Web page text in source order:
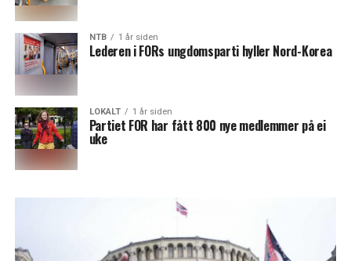
NTB 1 år siden
Lederen i FORs ungdomsparti hyller Nord-Korea
LOKALT 1 år siden
Partiet FOR har fått 800 nye medlemmer på ei
uke